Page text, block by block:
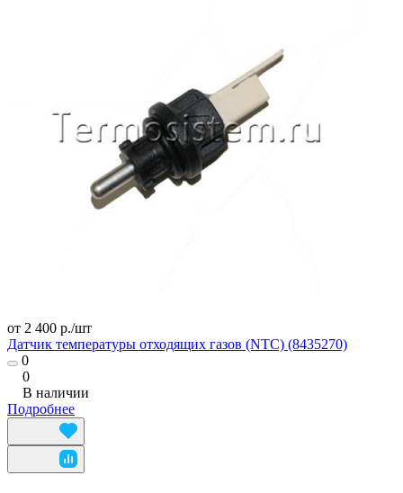
от 2 400 р./шт
Датчик температуры отходящих газов (NTC) (8435270)
0
0
В наличии
Подробнее